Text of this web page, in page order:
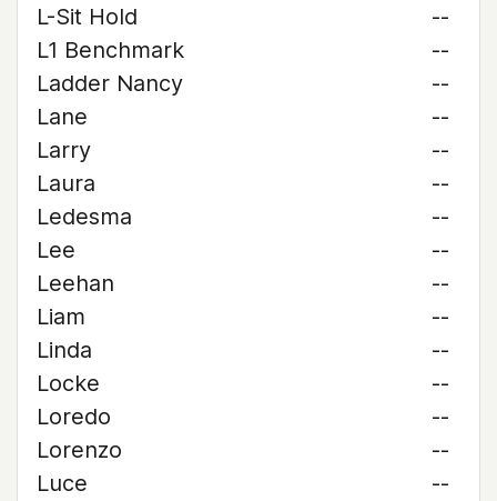
L-Sit Hold
--
L1 Benchmark
--
Ladder Nancy
--
Lane
--
Larry
--
Laura
--
Ledesma
--
Lee
--
Leehan
--
Liam
--
Linda
--
Locke
--
Loredo
--
Lorenzo
--
Luce
--